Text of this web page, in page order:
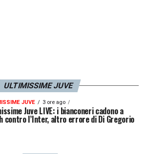
ULTIMISSIME JUVE
JUVE 3 ore ago
Juve LIVE: i bianconeri cadono a
contro l’Inter, altro errore di Di Gregorio